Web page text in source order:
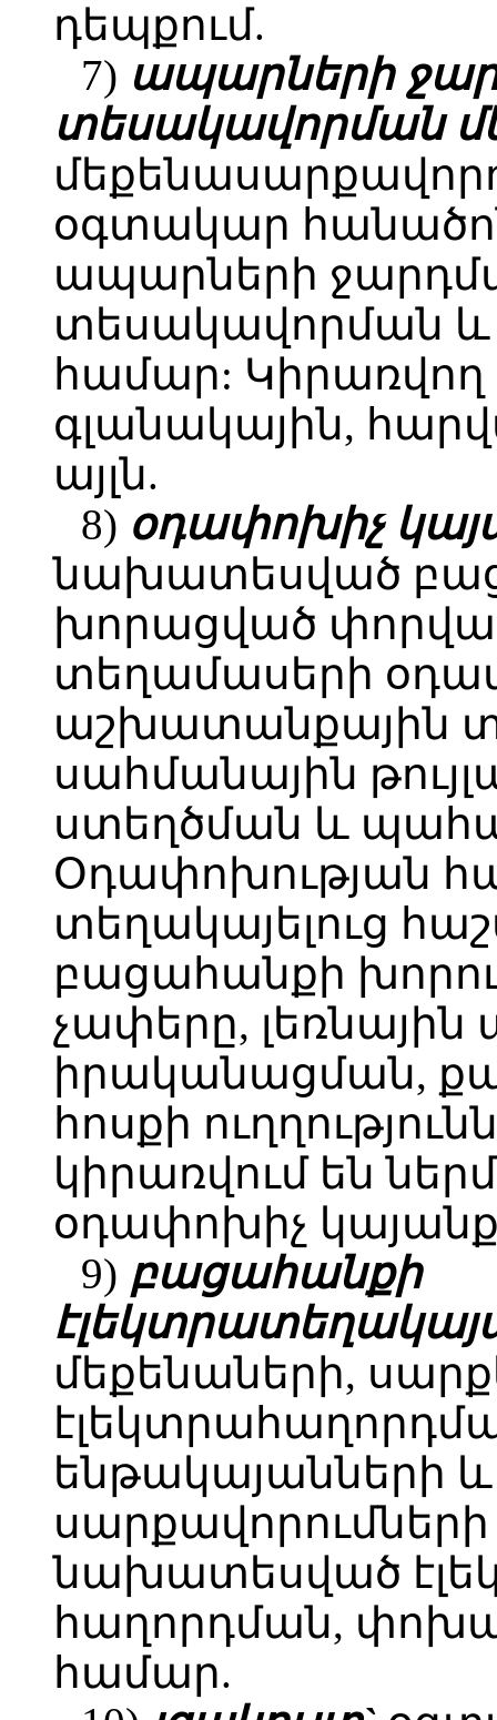
դեպքում.
7) ապարների
տեսակավորման
օգտակար
ապարների
տեսակավորման
համար: Կիրառվող
գլանակային,
այլն.
8) օդափոխիչ
նախատեսված
խորացված
տեղամասերի
աշխատանքային
սահմանային
ստեղծման և
Օդափոխության
տեղակայելուց
բացահանքի
չափերը,
իրականացման,
հոսքի
կիրառվում են
օդափոխիչ
9) բացահանքի
մեքենաների,
ենթակայանների
նախատեսված
հաղորդման,
համար.